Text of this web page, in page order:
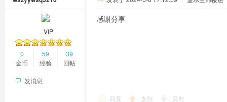
VIP
0
金币
59
经验
39
回帖
发消息
感谢分享
回复 支持 反对